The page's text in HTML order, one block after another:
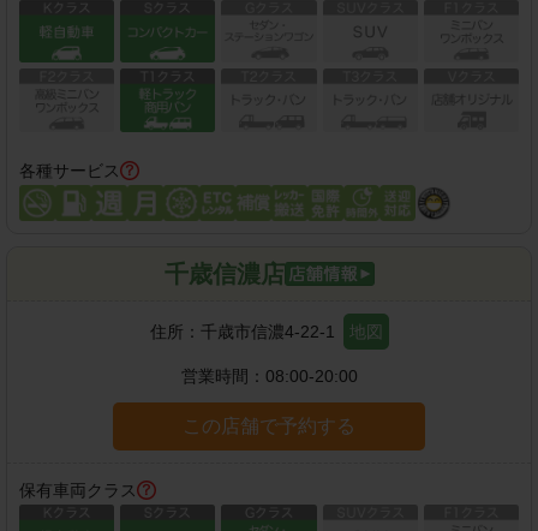
各種サービス
千歳信濃店
住所： 千歳市信濃4-22-1 地図
営業時間： 08:00-20:00
この店舗で予約する
保有車両クラス